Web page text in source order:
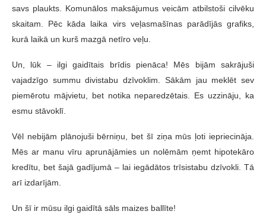
savs plaukts. Komunālos maksājumus veicām atbilstoši cilvēku
skaitam. Pēc kāda laika virs veļasmašīnas parādījās grafiks,
kurā laikā un kurš mazgā netīro veļu.
Un, lūk – ilgi gaidītais brīdis pienāca! Mēs bijām sakrājuši
vajadzīgo summu divistabu dzīvoklim. Sākām jau meklēt sev
piemērotu mājvietu, bet notika neparedzētais. Es uzzināju, ka
esmu stāvoklī.
Vēl nebijām plānojuši bērniņu, bet šī ziņa mūs ļoti iepriecināja.
Mēs ar manu vīru aprunājāmies un nolēmām ņemt hipotekāro
kredītu, bet šajā gadījumā – lai iegādātos trīsistabu dzīvokli. Tā
arī izdarījām.
Un šī ir mūsu ilgi gaidītā sāls maizes ballīte!